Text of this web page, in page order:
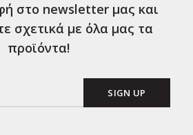
στο newsletter μας και
σχετικά με όλα μας τα
προϊόντα!